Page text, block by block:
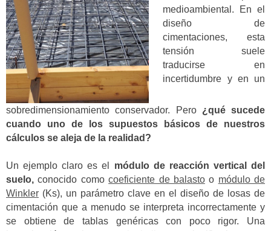
medioambiental. En el
diseño de
cimentaciones, esta
tensión suele
traducirse en
incertidumbre y en un
sobredimensionamiento conservador. Pero ¿qué sucede
cuando uno de los supuestos básicos de nuestros
cálculos se aleja de la realidad?
Un ejemplo claro es el módulo de reacción vertical del
suelo,conocido comocoeficiente de balastoo módulo de
Winkler (Ks), un parámetro clave en el diseño de losas de
cimentación que a menudo se interpreta incorrectamente y
se obtiene de tablas genéricas con poco rigor. Una